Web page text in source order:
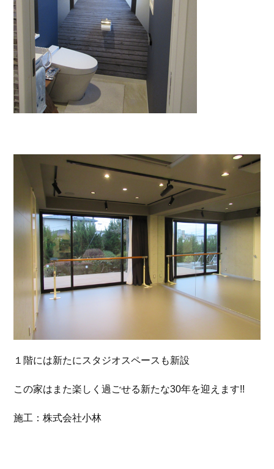
１階には新たにスタジオスペースも新設
この家はまた楽しく過ごせる新たな30年を迎えます!!
施工：株式会社小林